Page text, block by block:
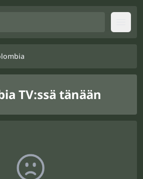
TV:ssä tänään